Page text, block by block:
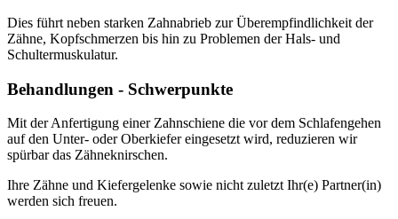
Dies führt neben starken Zahnabrieb zur Überempfindlichkeit der
Zähne, Kopfschmerzen bis hin zu Problemen der Hals- und
Schultermuskulatur.
Behandlungen - Schwerpunkte
Mit der Anfertigung einer Zahnschiene die vor dem Schlafengehen
auf den Unter- oder Oberkiefer eingesetzt wird, reduzieren wir
spürbar das Zähneknirschen.
Ihre Zähne und Kiefergelenke sowie nicht zuletzt Ihr(e) Partner(in)
werden sich freuen.